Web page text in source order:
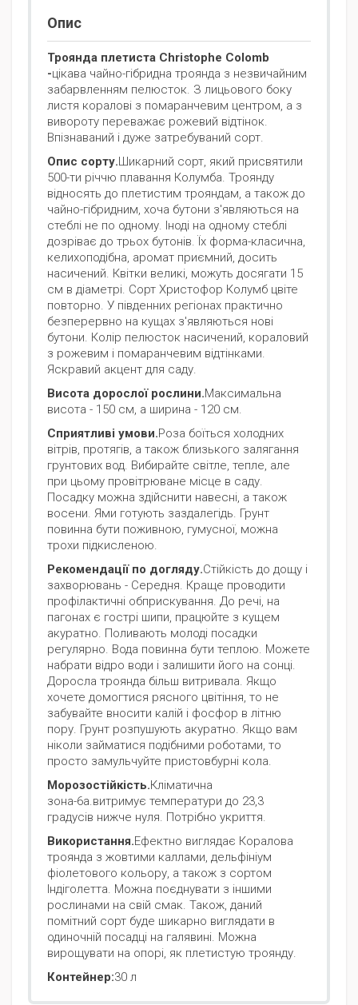
Опис
Троянда плетиста Christophe Colomb
-цікава чайно-гібридна троянда з незвичайним
забарвленням пелюсток. З лицьового боку
листя коралові з помаранчевим центром, а з
вивороту переважає рожевий відтінок.
Впізнаваний і дуже затребуваний сорт.
Опис сорту.Шикарний сорт, який присвятили
500-ти річчю плавання Колумба. Троянду
відносять до плетистим трояндам, а також до
чайно-гібридним, хоча бутони з'являються на
стеблі не по одному. Іноді на одному стеблі
дозріває до трьох бутонів. Їх форма-класична,
келихоподібна, аромат приємний, досить
насичений. Квітки великі, можуть досягати 15
см в діаметрі. Сорт Христофор Колумб цвіте
повторно. У південних регіонах практично
безперервно на кущах з'являються нові
бутони. Колір пелюсток насичений, кораловий
з рожевим і помаранчевим відтінками.
Яскравий акцент для саду.
Висота дорослої рослини.Максимальна
висота - 150 см, а ширина - 120 см.
Сприятливі умови.Роза боїться холодних
вітрів, протягів, а також близького залягання
грунтових вод. Вибирайте світле, тепле, але
при цьому провітрюване місце в саду.
Посадку можна здійснити навесні, а також
восени. Ями готують заздалегідь. Грунт
повинна бути поживною, гумусної, можна
трохи підкисленою.
Рекомендації по догляду.Стійкість до дощу і
захворювань - Середня. Краще проводити
профілактичні обприскування. До речі, на
пагонах є гострі шипи, працюйте з кущем
акуратно. Поливають молоді посадки
регулярно. Вода повинна бути теплою. Можете
набрати відро води і залишити його на сонці.
Доросла троянда більш витривала. Якщо
хочете домогтися рясного цвітіння, то не
забувайте вносити калій і фосфор в літню
пору. Грунт розпушують акуратно. Якщо вам
ніколи займатися подібними роботами, то
просто замульчуйте пристовбурні кола.
Морозостійкість.Кліматична
зона-6а.витримує температури до 23,3
градусів нижче нуля. Потрібно укриття.
Використання.Ефектно виглядає Коралова
троянда з жовтими каллами, дельфініум
фіолетового кольору, а також з сортом
Індіголетта. Можна поєднувати з іншими
рослинами на свій смак. Також, даний
помітний сорт буде шикарно виглядати в
одиночній посадці на галявині. Можна
вирощувати на опорі, як плетистую троянду.
Контейнер:30 л